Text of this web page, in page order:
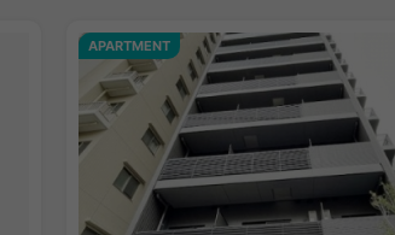
APARTMENT